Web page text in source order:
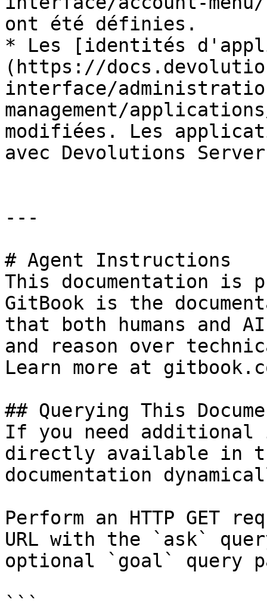
ont été définies.
* Les [identités
(https://
interface/
management/
modifiées. Les
avec Devolutions
---
# Agent Instructions
This documentation is
GitBook is the
that both humans and
and reason over
Learn more at
## Querying This
If you need
directly available in
documentation
Perform an HTTP GET
URL with the `ask`
optional `goal` query
```